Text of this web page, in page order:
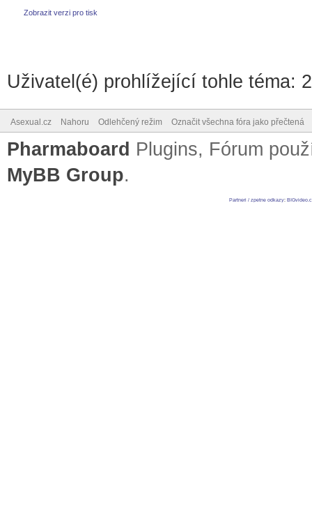
Zobrazit verzi pro tisk
Uživatel(é) prohlížející tohle téma:
Asexual.cz Nahoru Odlehčený režim Označit všechna fóra jako přečtená
Pharmaboard Plugins, Fórum
MyBB Group.
Partneri / zpetne odkazy: